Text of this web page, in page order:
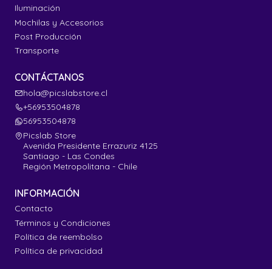
Iluminación
Mochilas y Accesorios
Post Producción
Transporte
CONTÁCTANOS
hola@picslabstore.cl
+56953504878
56953504878
Picslab Store
Avenida Presidente Errazuriz 4125
Santiago - Las Condes
Región Metropolitana - Chile
INFORMACIÓN
Contacto
Términos y Condiciones
Política de reembolso
Política de privacidad